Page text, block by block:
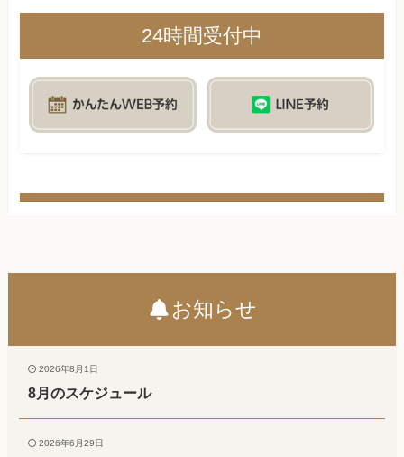
24時間受付中
お知らせ
2026年8月1日
8月のスケジュール
2026年6月29日